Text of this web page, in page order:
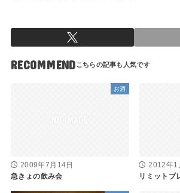
RECOMMEND
お酒
2009年7月14日
急きょの飲み会
2012年1
リミットブ